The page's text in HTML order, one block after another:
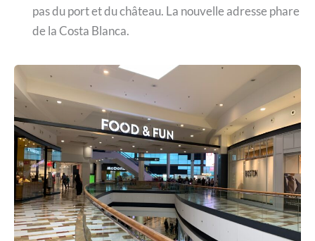
pas du port et du château. La nouvelle adresse phare
de la Costa Blanca.